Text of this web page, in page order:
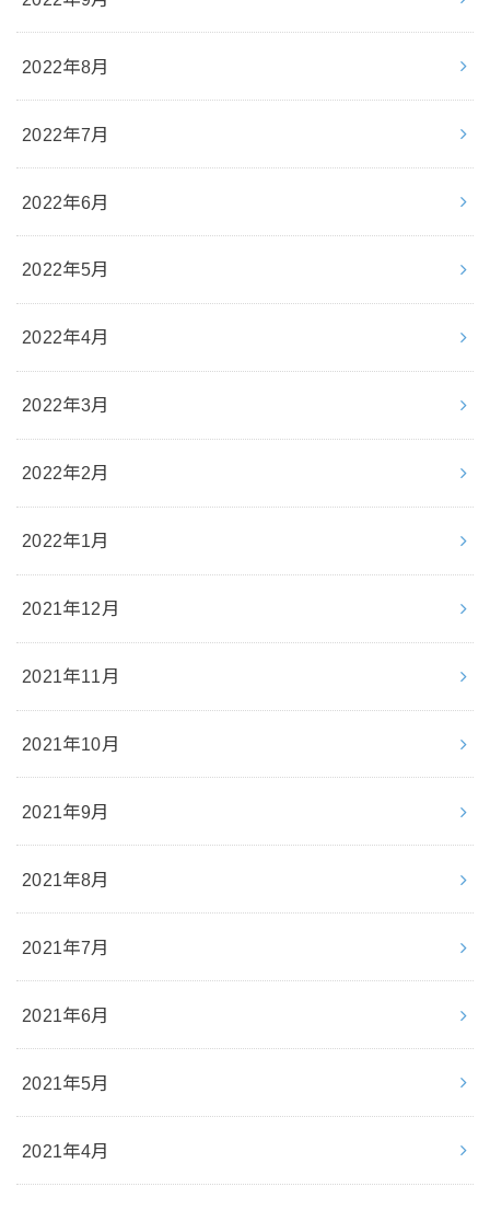
2022年8月
2022年7月
2022年6月
2022年5月
2022年4月
2022年3月
2022年2月
2022年1月
2021年12月
2021年11月
2021年10月
2021年9月
2021年8月
2021年7月
2021年6月
2021年5月
2021年4月